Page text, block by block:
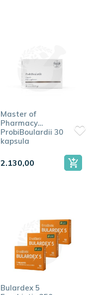
Master of
Pharmacy
ProbiBoulardii 30
kapsula
2.130,00
Bulardex 5